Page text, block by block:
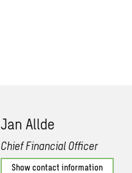
Jan Allde
Chief Financial Officer
Show contact information